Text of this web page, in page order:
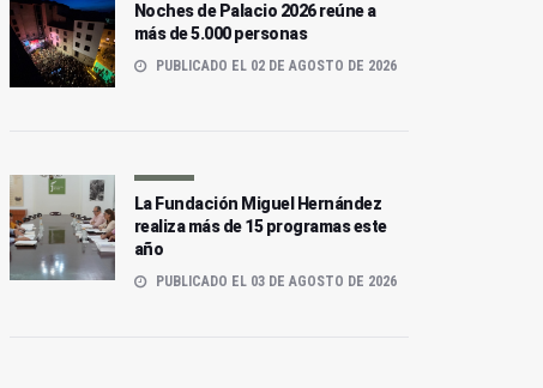
Noches de Palacio 2026 reúne a
más de 5.000 personas
PUBLICADO EL 02 DE AGOSTO DE 2026
La Fundación Miguel Hernández
realiza más de 15 programas este
año
PUBLICADO EL 03 DE AGOSTO DE 2026